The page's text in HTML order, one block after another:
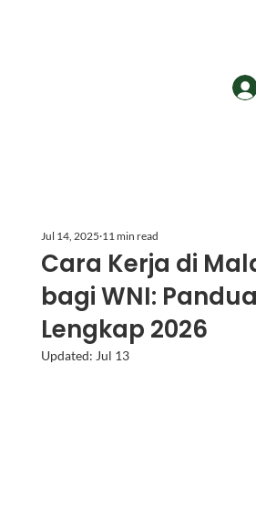
Cara Kerja di
bagi WNI:
Lengkap 2026
Jul 14, 2025 11 min read
Updated: Jul 13